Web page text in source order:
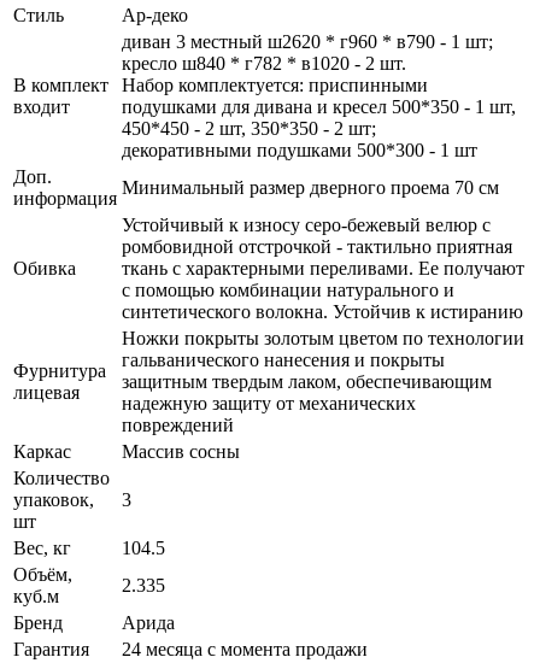
Стиль
Ар-деко
В комплект
входит
диван 3 местный ш2620 * г960 * в790 - 1 шт;
кресло ш840 * г782 * в1020 - 2 шт.
Набор комплектуется: приспинными
подушками для дивана и кресел 500*350 - 1 шт,
450*450 - 2 шт, 350*350 - 2 шт;
декоративными подушками 500*300 - 1 шт
Доп.
информация
Минимальный размер дверного проема 70 см
Обивка
Устойчивый к износу серо-бежевый велюр с
ромбовидной отстрочкой - тактильно приятная
ткань с характерными переливами. Ее получают
с помощью комбинации натурального и
синтетического волокна. Устойчив к истиранию
Фурнитура
лицевая
Ножки покрыты золотым цветом по технологии
гальванического нанесения и покрыты
защитным твердым лаком, обеспечивающим
надежную защиту от механических
повреждений
Каркас
Массив сосны
Количество
упаковок,
шт
3
Вес, кг
104.5
Объём,
куб.м
2.335
Бренд
Арида
Гарантия
24 месяца с момента продажи